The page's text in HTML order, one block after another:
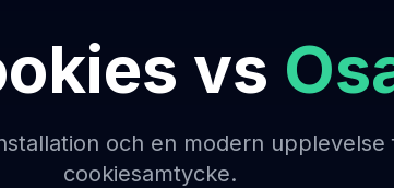
vs
och en modern upplevelse
cookiesamtycke.